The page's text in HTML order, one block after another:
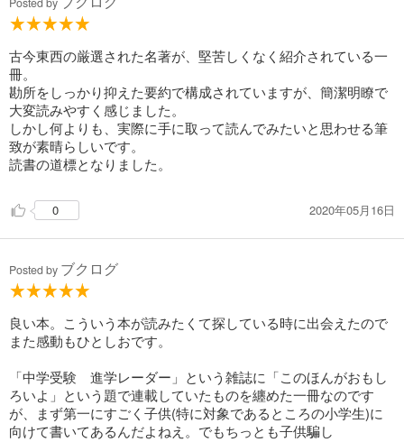
古今東西の厳選された名著が、堅苦しくなく紹介されている一
冊。
勘所をしっかり抑えた要約で構成されていますが、簡潔明瞭で
大変読みやすく感じました。
しかし何よりも、実際に手に取って読んでみたいと思わせる筆
致が素晴らしいです。
読書の道標となりました。
0 2020年05月16日
Posted by ブクログ
良い本。こういう本が読みたくて探している時に出会えたので
また感動もひとしおです。
「中学受験 進学レーダー」という雑誌に「このほんがおもし
ろいよ」という題で連載していたものを纏めた一冊なのです
が、まず第一にすごく子供(特に対象であるところの小学生)に
向けて書いてあるんだよねえ。でもちっとも子供騙し